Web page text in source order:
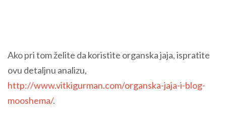
Ako pri tom želite da koristite organska jaja, ispratite
ovu detaljnu analizu,
http://www.vitkigurman.com/organska-jaja-i-blog-
mooshema/.